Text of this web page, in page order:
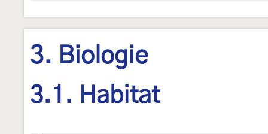
3. Biologie
3.1. Habitat